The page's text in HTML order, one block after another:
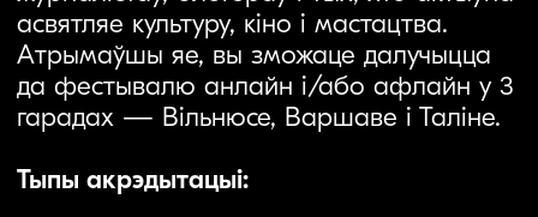
Тыпы акрэдытацыі:
Анлайн – доступ да выбраных фільмаў
ці праграм за некалькі дзён да пачатку
анлайн-паказаў.
Афлайн – доступ да паказаў у
кінатэатрах Вільнюса, Варшавы ці